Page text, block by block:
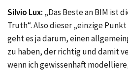
Silvio Lux: „Das Beste an BIM ist
Truth“. Also dieser „einzige
geht es ja darum, einen
zu haben, der richtig und damit
wenn ich gewissenhaft